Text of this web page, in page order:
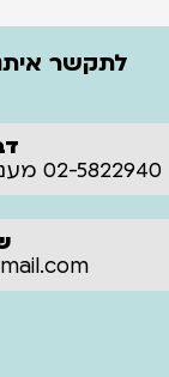
לתקשר
02-5822940 מענה אנושי עד 22:00 בלילה‬‏